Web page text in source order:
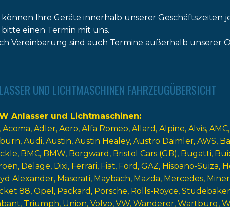
können Ihre Geräte innerhalb unserer
bitte einen Termin mit uns.
Vereinbarung sind auch Termine außerhalb unserer
UND LICHTMASCHINEN FAHRZEUGÜBERSICHT
Anlasser und Lichtmaschinen
Acoma Adler Aero Alfa Romeo Allard Alpine Alvis AMC
Audi Austin Austin Healey Austro Daimler AWS
BMC BMW Borgward Bristol Cars (GB) Bugatti
Delage Dixi Ferrari Fiat Ford GAZ Hispano-Suiza
Alexander Maserati Maybach Mazda Mercedes
88 Opel Packard Porsche Rolls-Royce Studebaker
Triumph Union Volvo VW Wanderer Wartburg